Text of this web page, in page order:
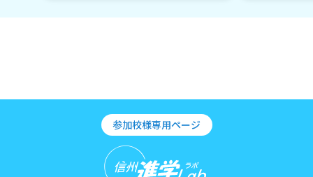
参加校様専用ページ